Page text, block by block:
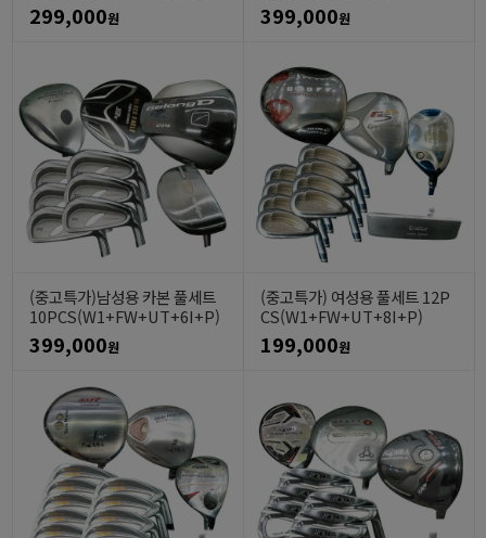
299,000원 399,000원
(중고특가)남성용 카본 풀세트
10PCS(W1+FW+UT+6I+P)
399,000원
(중고특가) 여성용 풀세트 12P
CS(W1+FW+UT+8I+P)
199,000원